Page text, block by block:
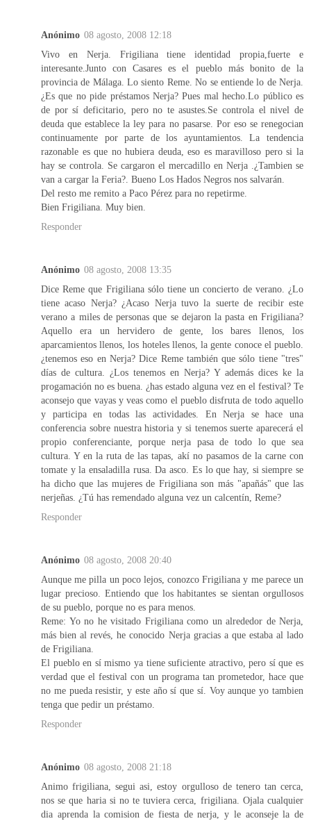
Anónimo 08 agosto, 2008 12:18
Vivo en Nerja. Frigiliana tiene identidad propia,fuerte e
interesante.Junto con Casares es el pueblo más bonito de la
provincia de Málaga. Lo siento Reme. No se entiende lo de Nerja.
¿Es que no pide préstamos Nerja? Pues mal hecho.Lo público es
de por sí deficitario, pero no te asustes.Se controla el nivel de
deuda que establece la ley para no pasarse. Por eso se renegocian
continuamente por parte de los ayuntamientos. La tendencia
razonable es que no hubiera deuda, eso es maravilloso pero si la
hay se controla. Se cargaron el mercadillo en Nerja .¿Tambien se
van a cargar la Feria?. Bueno Los Hados Negros nos salvarán.
Del resto me remito a Paco Pérez para no repetirme.
Bien Frigiliana. Muy bien.
Responder
Anónimo 08 agosto, 2008 13:35
Dice Reme que Frigiliana sólo tiene un concierto de verano. ¿Lo
tiene acaso Nerja? ¿Acaso Nerja tuvo la suerte de recibir este
verano a miles de personas que se dejaron la pasta en Frigiliana?
Aquello era un hervidero de gente, los bares llenos, los
aparcamientos llenos, los hoteles llenos, la gente conoce el pueblo.
¿tenemos eso en Nerja? Dice Reme también que sólo tiene "tres"
días de cultura. ¿Los tenemos en Nerja? Y además dices ke la
progamación no es buena. ¿has estado alguna vez en el festival? Te
aconsejo que vayas y veas como el pueblo disfruta de todo aquello
y participa en todas las actividades. En Nerja se hace una
conferencia sobre nuestra historia y si tenemos suerte aparecerá el
propio conferenciante, porque nerja pasa de todo lo que sea
cultura. Y en la ruta de las tapas, akí no pasamos de la carne con
tomate y la ensaladilla rusa. Da asco. Es lo que hay, si siempre se
ha dicho que las mujeres de Frigiliana son más "apañás" que las
nerjeñas. ¿Tú has remendado alguna vez un calcentín, Reme?
Responder
Anónimo 08 agosto, 2008 20:40
Aunque me pilla un poco lejos, conozco Frigiliana y me parece un
lugar precioso. Entiendo que los habitantes se sientan orgullosos
de su pueblo, porque no es para menos.
Reme: Yo no he visitado Frigiliana como un alrededor de Nerja,
más bien al revés, he conocido Nerja gracias a que estaba al lado
de Frigiliana.
El pueblo en sí mismo ya tiene suficiente atractivo, pero sí que es
verdad que el festival con un programa tan prometedor, hace que
no me pueda resistir, y este año sí que sí. Voy aunque yo tambien
tenga que pedir un préstamo.
Responder
Anónimo 08 agosto, 2008 21:18
Animo frigiliana, segui asi, estoy orgulloso de tenero tan cerca,
nos se que haria si no te tuviera cerca, frigiliana. Ojala cualquier
dia aprenda la comision de fiesta de nerja, y le aconseje la de